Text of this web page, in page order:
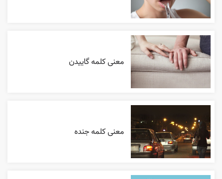
معنی کلمه گاییدن
معنی کلمه جنده